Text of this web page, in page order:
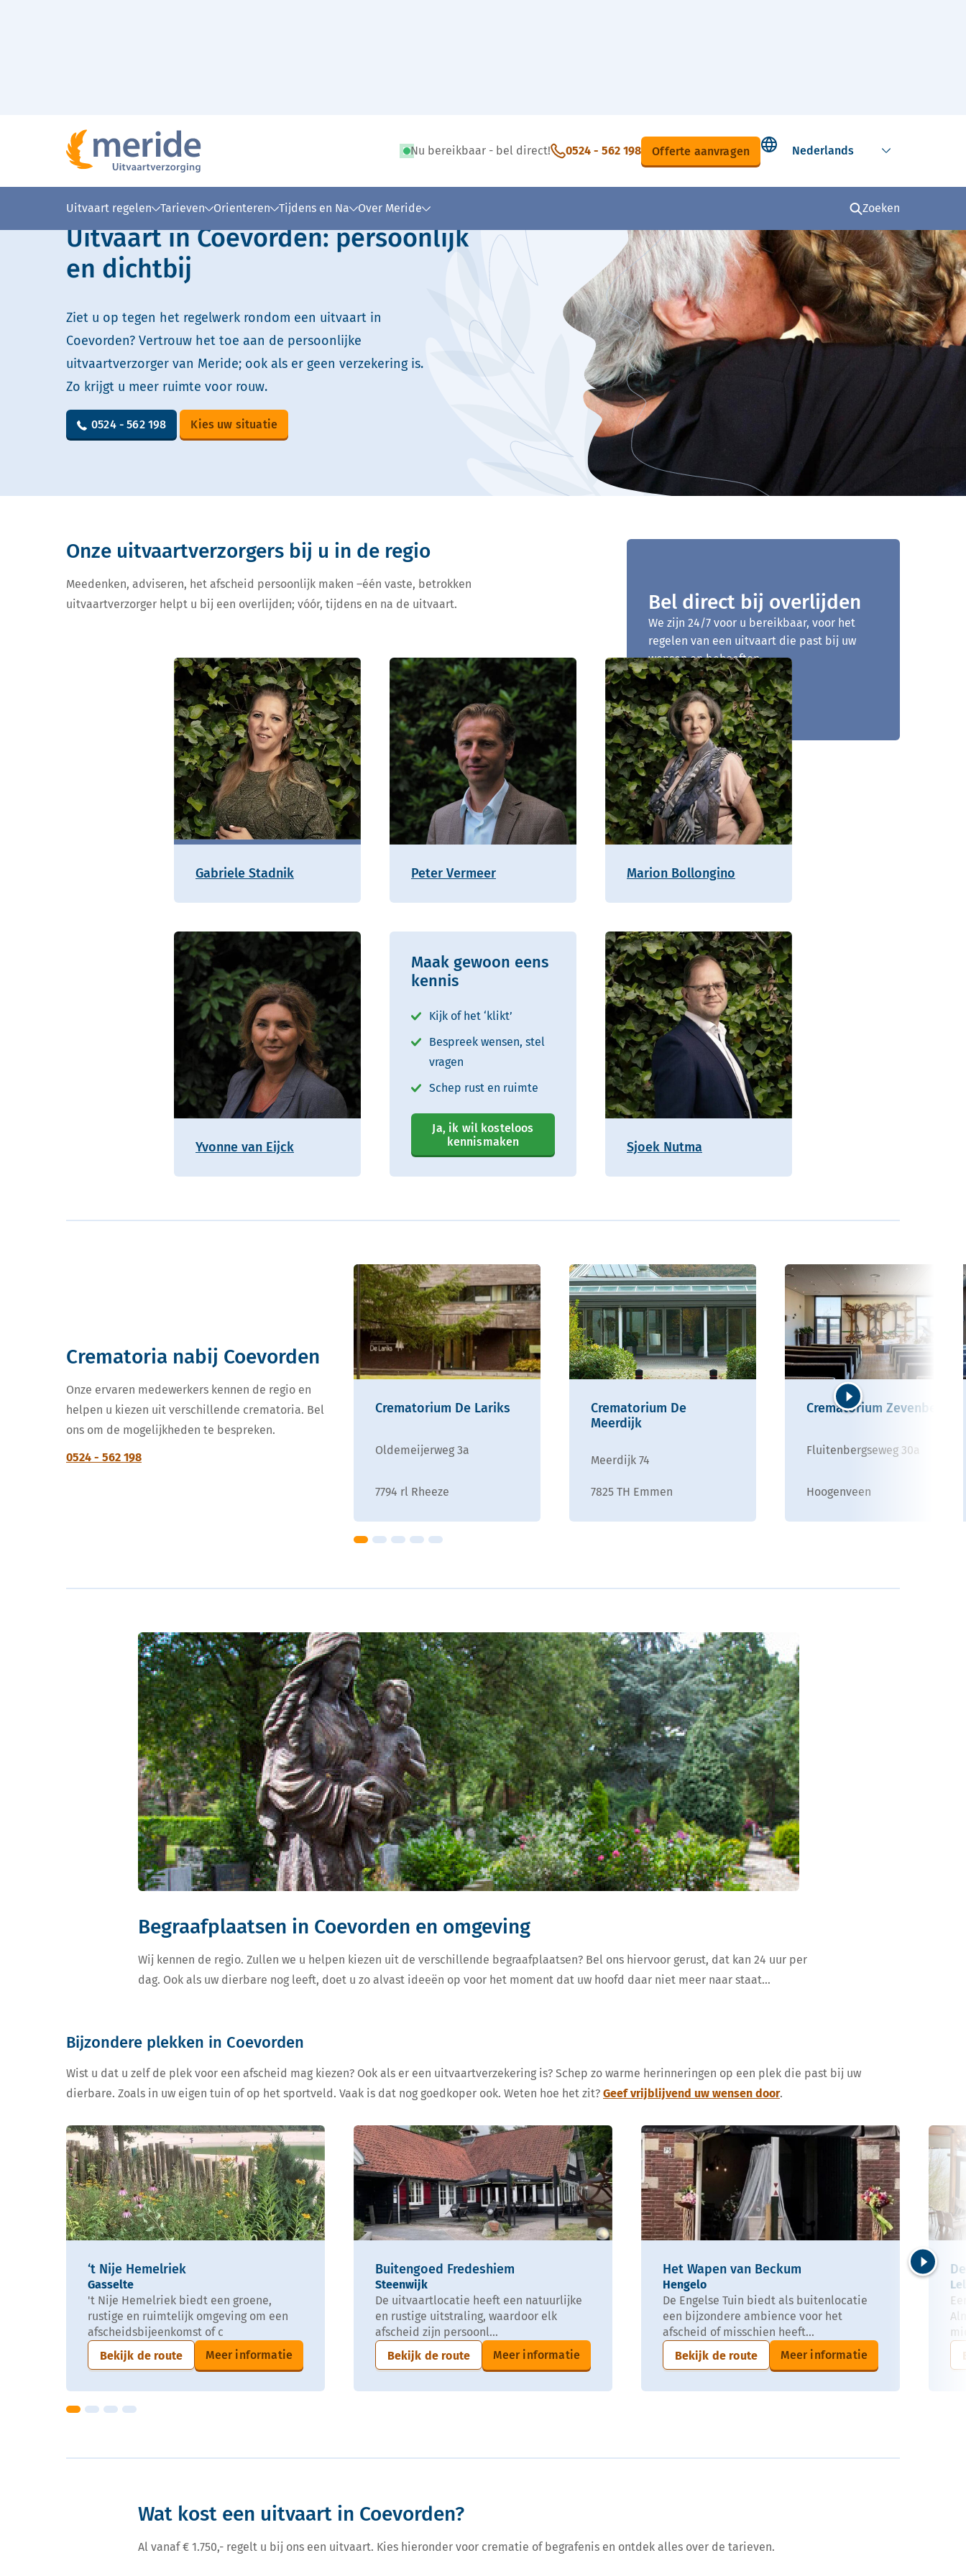
Nu bereikbaar - bel direct! 0524 - 562 198 Offerte aanvragen
Select language
Uitvaart regelen Tarieven Orienteren Tijdens en Na Over Meride Zoeken
Lees voor Uitleg woorden Simpele tekst
Uitvaart in Coevorden: persoonlijk
en dichtbij
Ziet u op tegen het regelwerk rondom een uitvaart in
Coevorden? Vertrouw het toe aan de persoonlijke
uitvaartverzorger van Meride; ook als er geen verzekering is.
Zo krijgt u meer ruimte voor rouw.
0524 - 562 198 Kies uw situatie
Bel direct bij overlijden
We zijn 24/7 voor u bereikbaar, voor het
regelen van een uitvaart die past bij uw
wensen en behoeften.
0524 - 562 198
Onze uitvaartverzorgers bij u in de regio
Meedenken, adviseren, het afscheid persoonlijk maken –één vaste, betrokken
uitvaartverzorger helpt u bij een overlijden; vóór, tijdens en na de uitvaart.
Gabriele Stadnik Peter Vermeer Marion Bollongino
Yvonne van Eijck
Maak gewoon eens
kennis
Kijk of het ‘klikt’
Bespreek wensen, stel
vragen
Schep rust en ruimte
Ja, ik wil kosteloos
kennismaken
Sjoek Nutma
Crematoria nabij Coevorden
Onze ervaren medewerkers kennen de regio en
helpen u kiezen uit verschillende crematoria. Bel
ons om de mogelijkheden te bespreken.
0524 - 562 198
Crematorium De Lariks
Oldemeijerweg 3a
7794 rl Rheeze
Crematorium De
Meerdijk
Meerdijk 74
7825 TH Emmen
Crematorium Zevenberg
Fluitenbergseweg 30a
Hoogenveen
Begraafplaatsen in Coevorden en omgeving
Wij kennen de regio. Zullen we u helpen kiezen uit de verschillende begraafplaatsen? Bel ons hiervoor gerust, dat kan 24 uur per
dag. Ook als uw dierbare nog leeft, doet u zo alvast ideeën op voor het moment dat uw hoofd daar niet meer naar staat…
Bijzondere plekken in Coevorden
Wist u dat u zelf de plek voor een afscheid mag kiezen? Ook als er een uitvaartverzekering is? Schep zo warme herinneringen op een plek die past bij uw
dierbare. Zoals in uw eigen tuin of op het sportveld. Vaak is dat nog goedkoper ook. Weten hoe het zit? Geef vrijblijvend uw wensen door.
‘t Nije Hemelriek
Gasselte
't Nije Hemelriek biedt een groene,
rustige en ruimtelijk omgeving om een
afscheidsbijeenkomst of c
Bekijk de route
Meer informatie
Buitengoed Fredeshiem
Steenwijk
De uitvaartlocatie heeft een natuurlijke
en rustige uitstraling, waardoor elk
afscheid zijn persoonl...
Bekijk de route
Meer informatie
Het Wapen van Beckum
Hengelo
De Engelse Tuin biedt als buitenlocatie
een bijzondere ambience voor het
afscheid of misschien heeft...
Bekijk de route
Meer informatie
Volgende
Wat kost een uitvaart in Coevorden?
Al vanaf € 1.750,- regelt u bij ons een uitvaart. Kies hieronder voor crematie of begrafenis en ontdek alles over de tarieven.